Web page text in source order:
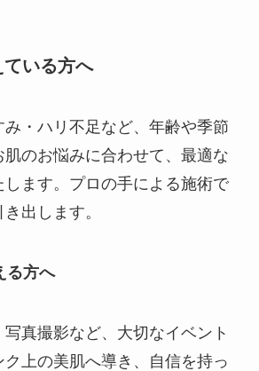
いる方へ
・ハリ不足など、年齢や季節
のお悩みに合わせて、最適な
ます。プロの手による施術で
出します。
る方へ
真撮影など、大切なイベント
上の美肌へ導き、自信を持っ